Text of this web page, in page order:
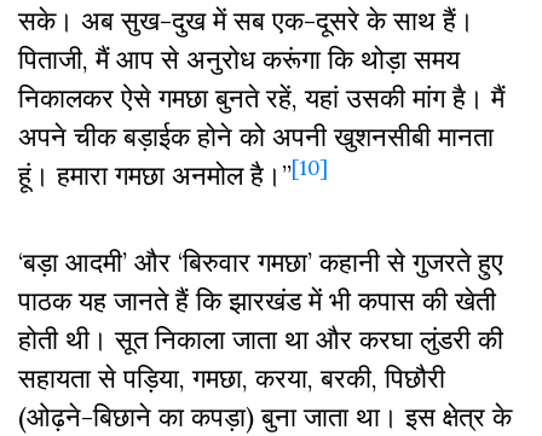
सके। अब सुख-दुख में सब एक-दूसरे के साथ हैं।
पिताजी, मैं आप से अनुरोध करूंगा कि थोड़ा समय
निकालकर ऐसे गमछा बुनते रहें, यहां उसकी मांग है। मैं
अपने चीक बड़ाईक होने को अपनी खुशनसीबी मानता
हूं। हमारा गमछा अनमोल है।”[10]
‘बड़ा आदमी’ और ‘बिरुवार गमछा’ कहानी से गुजरते हुए
पाठक यह जानते हैं कि झारखंड में भी कपास की खेती
होती थी। सूत निकाला जाता था और करघा लुंडरी की
सहायता से पड़िया, गमछा, करया, बरकी, पिछौरी
(ओढ़ने-बिछाने का कपड़ा) बुना जाता था। इस क्षेत्र के